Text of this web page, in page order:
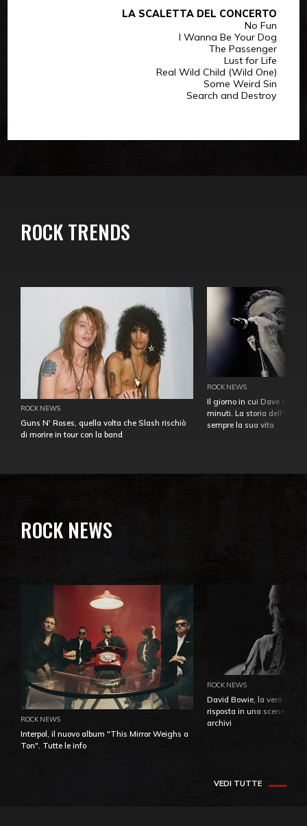
LA SCALETTA DEL CONCERTO
No Fun
I Wanna Be Your Dog
The Passenger
Lust for Life
Real Wild Child (Wild One)
Some Weird Sin
Search and Destroy
ROCK TRENDS
ROCK NEWS
Guns N' Roses, quella volta che Slash rischiò
di morire in tour con la band
ROCK NEWS
Il giorno in cui Dave
minuti. La storia
sempre la sua vita
ROCK NEWS
ROCK NEWS
Interpol, il nuovo album "This Mirror Weighs a
Ton". Tutte le info
ROCK NEWS
David Bowie, la vera
risposta in una
archivi
VEDI TUTTE